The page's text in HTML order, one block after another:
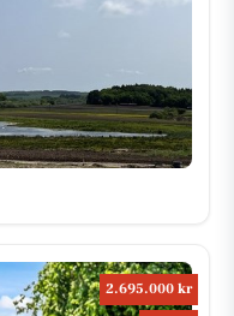
2.695.000 kr